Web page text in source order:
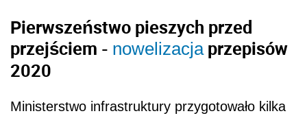
Pierwszeństwo pieszych przed
przejściem - nowelizacjaprzepisów
2020
Ministerstwo infrastruktury przygotowało kilka